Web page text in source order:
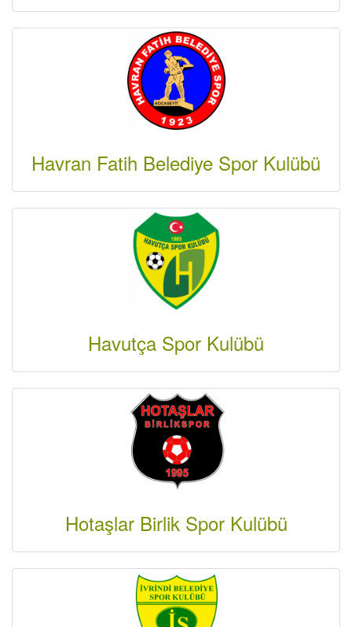
Havran Fatih Belediye Spor Kulübü
Havutça Spor Kulübü
Hotaşlar Birlik Spor Kulübü